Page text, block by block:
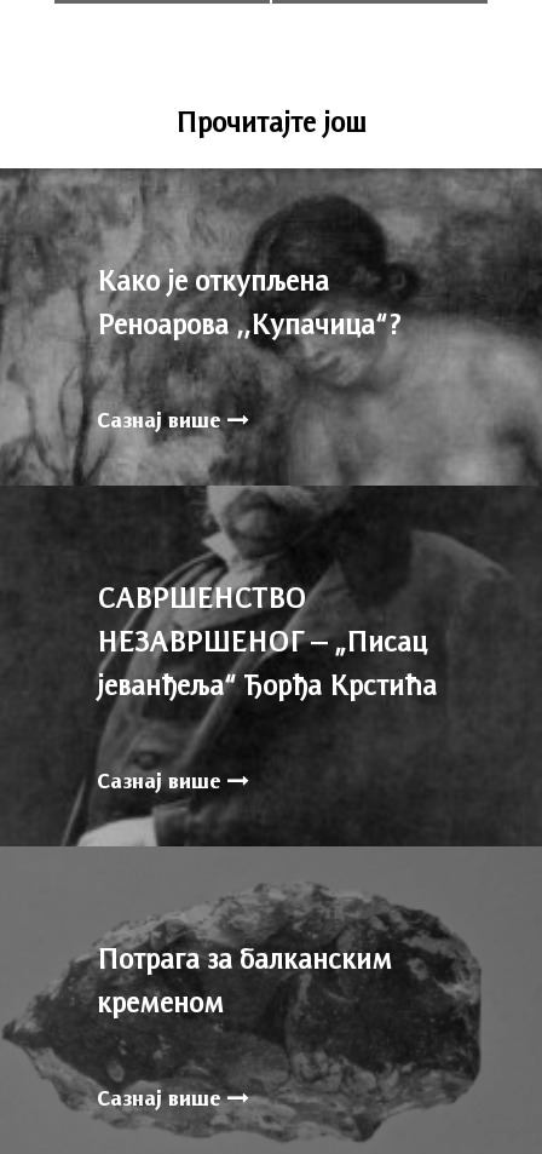
Прочитајте још
Како је откупљена
Реноарова ,,Купачица“?
Сазнај више
САВРШЕНСТВО
НЕЗАВРШЕНОГ – „Писац
јеванђеља“ Ђорђа Крстића
Сазнај више
Потрага за балканским
кременом
Сазнај више